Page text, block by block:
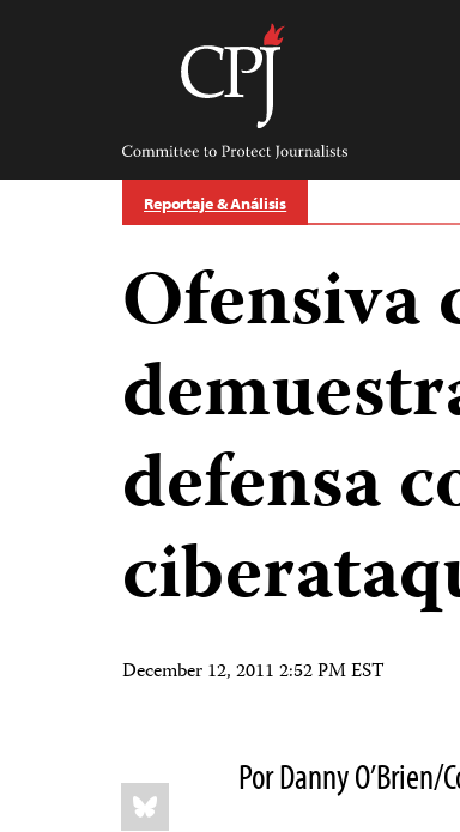
Committee
Protect
Journalists
Reportaje & Análisis
Ofensiva
defensa
December 12, 2011 2:52 PM EST
Share
this:
Bluesky
Por Danny